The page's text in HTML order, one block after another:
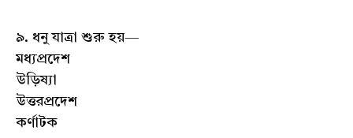
৯. ধনু যাত্রা শুরু হয়—
মধ্যপ্রদেশ
উড়িষ্যা
উত্তরপ্রদেশ
কর্ণাটক